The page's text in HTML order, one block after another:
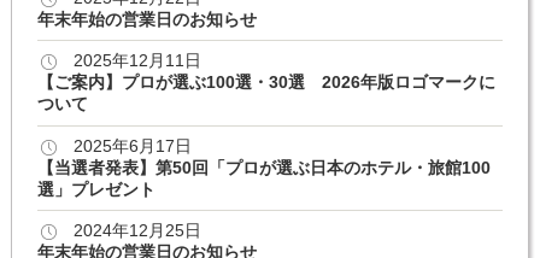
年末年始の営業日のお知らせ
2025年12月11日
【ご案内】プロが選ぶ100選・30選 2026年版ロゴマークに
ついて
2025年6月17日
【当選者発表】第50回「プロが選ぶ日本のホテル・旅館100
選」プレゼント
2024年12月25日
年末年始の営業日のお知らせ